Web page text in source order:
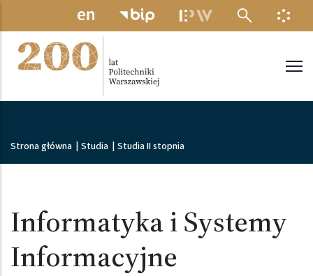
Przejdź do treści
MENU
Ścieżka nawigacyjna
Strona główna Studia Studia II stopnia
Informatyka i Systemy
Informacyjne